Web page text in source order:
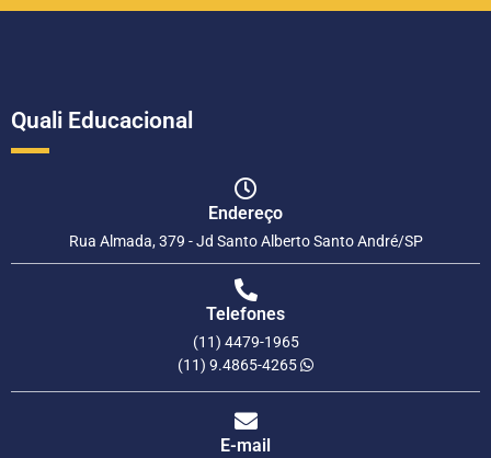
Quali Educacional
Endereço
Rua Almada, 379 - Jd Santo Alberto Santo André/SP
Telefones
(11) 4479-1965
(11) 9.4865-4265
E-mail